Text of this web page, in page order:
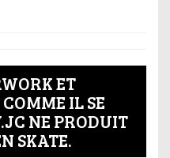
ET
IL SE
NE PRODUIT
SKATE.